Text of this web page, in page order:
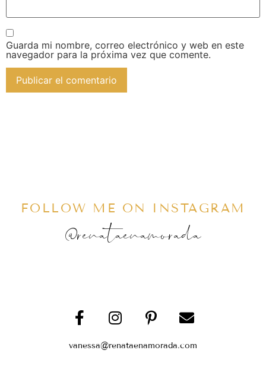
Guarda mi nombre, correo electrónico y web en este
navegador para la próxima vez que comente.
FOLLOW ME ON INSTAGRAM
@renataenamorada
vanessa@renataenamorada.com